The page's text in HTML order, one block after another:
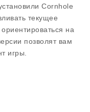
Cornhole
текущее
на
позволят вам
игры.